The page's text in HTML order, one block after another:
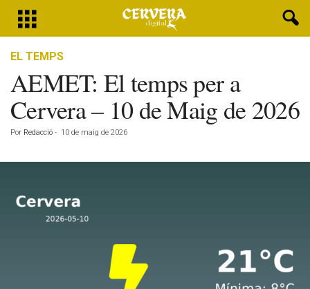
EL TEMPS
AEMET: El temps per a
Cervera – 10 de Maig de 2026
Por Redacció - 10 de maig de 2026